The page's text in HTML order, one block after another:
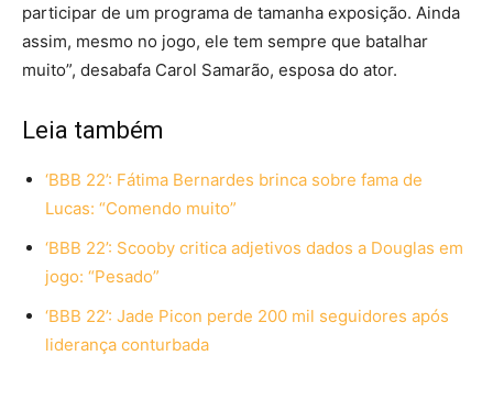
participar de um programa de tamanha exposição. Ainda
assim, mesmo no jogo, ele tem sempre que batalhar
muito”, desabafa Carol Samarão, esposa do ator.
Leia também
‘BBB 22’: Fátima Bernardes brinca sobre fama de
Lucas: “Comendo muito”
‘BBB 22’: Scooby critica adjetivos dados a Douglas em
jogo: “Pesado”
‘BBB 22’: Jade Picon perde 200 mil seguidores após
liderança conturbada